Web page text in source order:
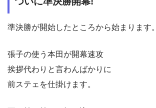
準決勝が開始したところから始まります。
張子の使う本田が開幕速攻
挨拶代わりと言わんばかりに
前ステェを仕掛けます。